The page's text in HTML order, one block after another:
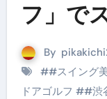
フ」で
By
##スイング
ドアゴルフ ##渋